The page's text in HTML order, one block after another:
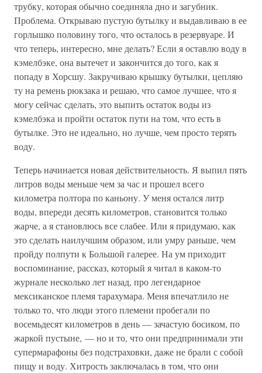
трубку, которая обычно соединяла дно и загубник.
Проблема. Открываю пустую бутылку и выдавливаю в ее
горлышко половину того, что осталось в резервуаре. И
что теперь, интересно, мне делать? Если я оставлю воду в
кэмелбэке, она вытечет и закончится до того, как я
попаду в Хорсшу. Закручиваю крышку бутылки, цепляю
ту на ремень рюкзака и решаю, что самое лучшее, что я
могу сейчас сделать, это выпить остаток воды из
кэмелбэка и пройти остаток пути на том, что есть в
бутылке. Это не идеально, но лучше, чем просто терять
воду.
Теперь начинается новая действительность. Я выпил пять
литров воды меньше чем за час и прошел всего
километра полтора по каньону. У меня остался литр
воды, впереди десять километров, становится только
жарче, а я становлюсь все слабее. Или я придумаю, как
это сделать наилучшим образом, или умру раньше, чем
пройду полпути к Большой галерее. На ум приходит
воспоминание, рассказ, который я читал в каком-то
журнале несколько лет назад, про легендарное
мексиканское племя тарахумара. Меня впечатлило не
только то, что люди этого племени пробегали по
восемьдесят километров в день — зачастую босиком, по
жаркой пустыне, — но и то, что они предпринимали эти
супермарафоны без подстраховки, даже не брали с собой
пищу и воду. Хитрость заключалась в том, что они